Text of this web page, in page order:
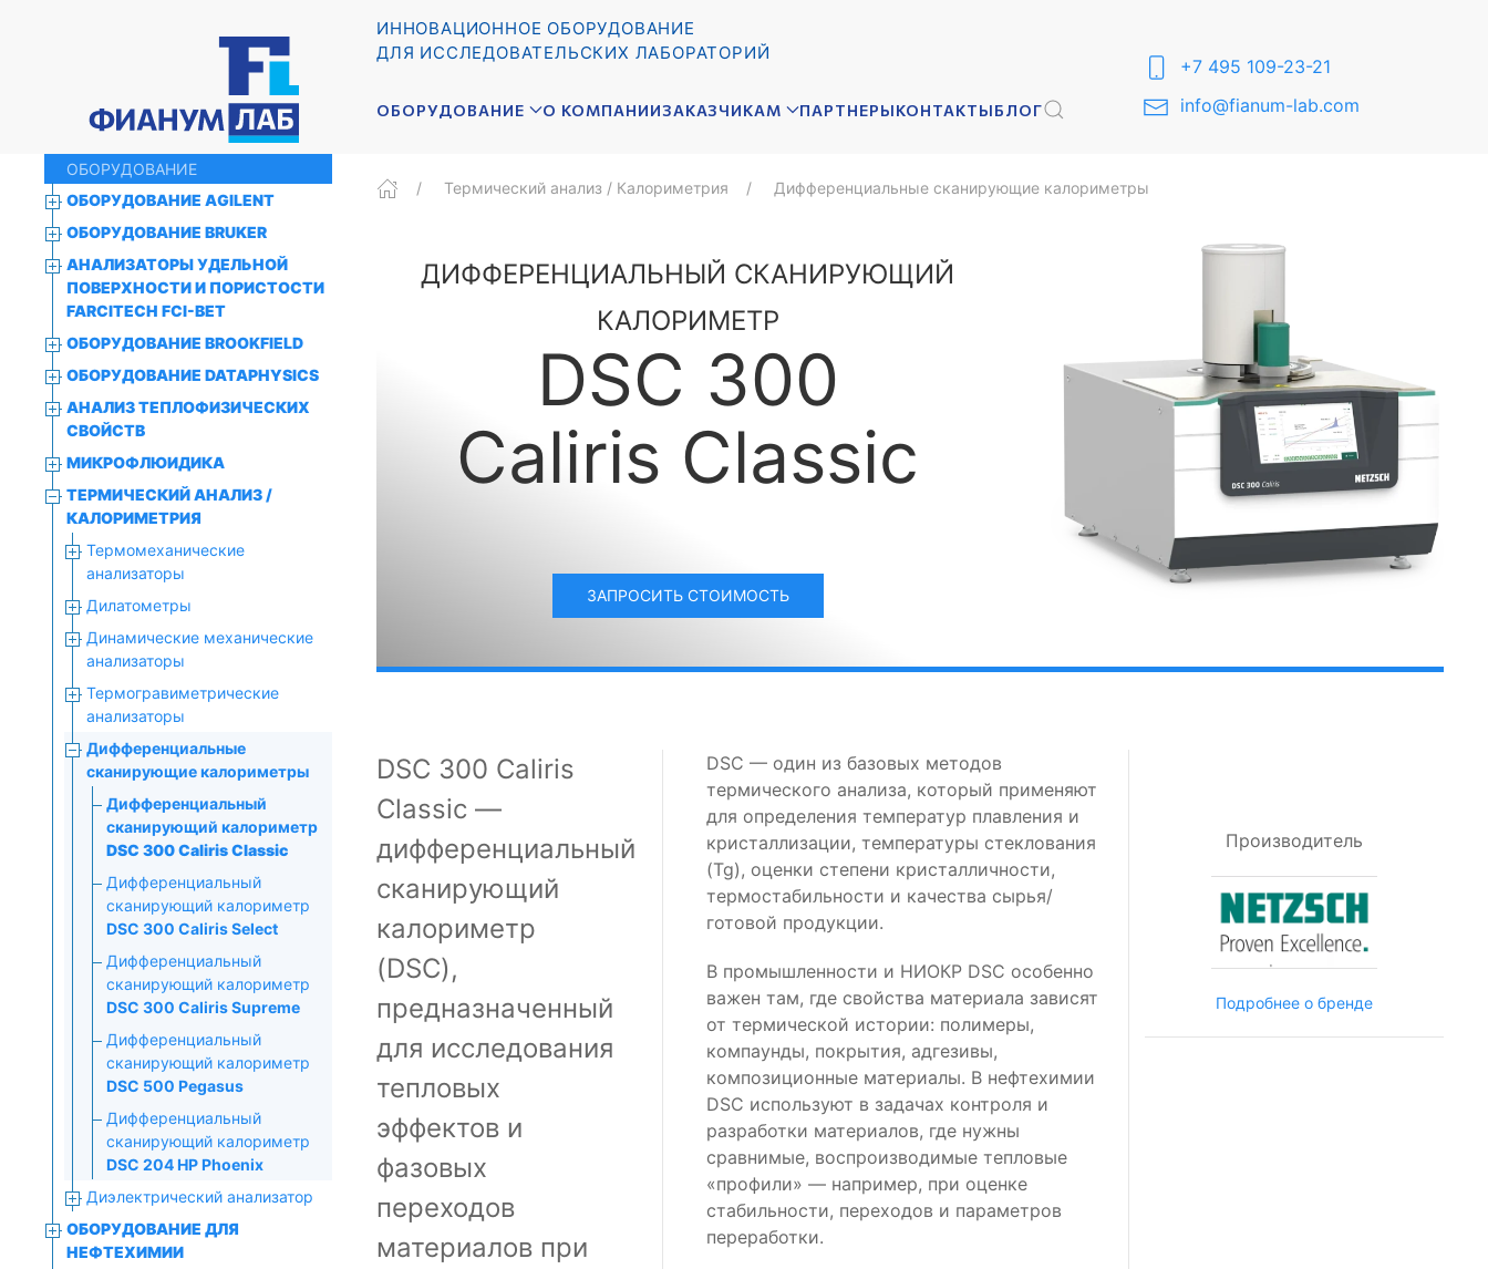
ИННОВАЦИОННОЕ ОБОРУДОВАНИЕ
ДЛЯ ИССЛЕДОВАТЕЛЬСКИХ ЛАБОРАТОРИЙ
ОБОРУДОВАНИЕ О КОМПАНИИЗАКАЗЧИКАМ ПАРТНЕРЫКОНТАКТЫБЛОГ
+7 495 109-23-21
info@fianum-lab.com
ОБОРУДОВАНИЕ
ОБОРУДОВАНИЕ AGILENT
ОБОРУДОВАНИЕ BRUKER
АНАЛИЗАТОРЫ УДЕЛЬНОЙ
ПОВЕРХНОСТИ И ПОРИСТОСТИ
FARCITECH FCI-BET
ОБОРУДОВАНИЕ BROOKFIELD
ОБОРУДОВАНИЕ DATAPHYSICS
АНАЛИЗ ТЕПЛОФИЗИЧЕСКИХ
СВОЙСТВ
МИКРОФЛЮИДИКА
ТЕРМИЧЕСКИЙ АНАЛИЗ /
КАЛОРИМЕТРИЯ
Термомеханические
анализаторы
Дилатометры
Динамические механические
анализаторы
Термогравиметрические
анализаторы
Дифференциальные
сканирующие калориметры
Дифференциальный
сканирующий калориметр
DSC 300 Caliris Classic
Дифференциальный
сканирующий калориметр
DSC 300 Caliris Select
Дифференциальный
сканирующий калориметр
DSC 300 Caliris Supreme
Дифференциальный
сканирующий калориметр
DSC 500 Pegasus
Дифференциальный
сканирующий калориметр
DSC 204 HP Phoenix
Диэлектрический анализатор
ОБОРУДОВАНИЕ ДЛЯ
НЕФТЕХИМИИ
Термический анализ / Калориметрия Дифференциальные сканирующие калориметры
ДИФФЕРЕНЦИАЛЬНЫЙ СКАНИРУЮЩИЙ
КАЛОРИМЕТР
DSC 300
Caliris Classic
ЗАПРОСИТЬ СТОИМОСТЬ
DSC 300 Caliris
Classic —
дифференциальный
сканирующий
калориметр
(DSC),
предназначенный
для исследования
тепловых
эффектов и
фазовых
переходов
материалов при
DSC — один из базовых методов
термического анализа, который применяют
для определения температур плавления и
кристаллизации, температуры стеклования
(Tg), оценки степени кристалличности,
термостабильности и качества сырья/
готовой продукции.
В промышленности и НИОКР DSC особенно
важен там, где свойства материала зависят
от термической истории: полимеры,
компаунды, покрытия, адгезивы,
композиционные материалы. В нефтехимии
DSC используют в задачах контроля и
разработки материалов, где нужны
сравнимые, воспроизводимые тепловые
«профили» — например, при оценке
стабильности, переходов и параметров
переработки.
Производитель
Подробнее о бренде